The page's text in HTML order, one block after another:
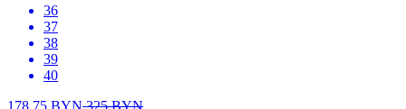
36
37
38
39
40
178.75 BYN325BYN